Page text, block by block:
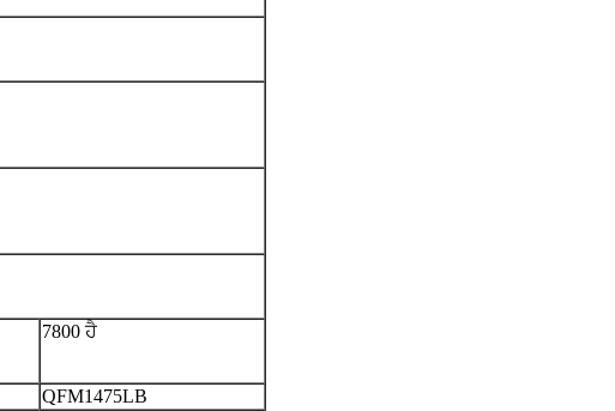
7800 ਹੈ
QFM1475LB